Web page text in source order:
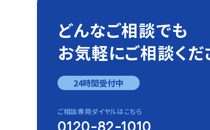
どんなご相談でも
お気軽にご相談くだ
24時間受付中
ご相談専用ダイヤルはこちら